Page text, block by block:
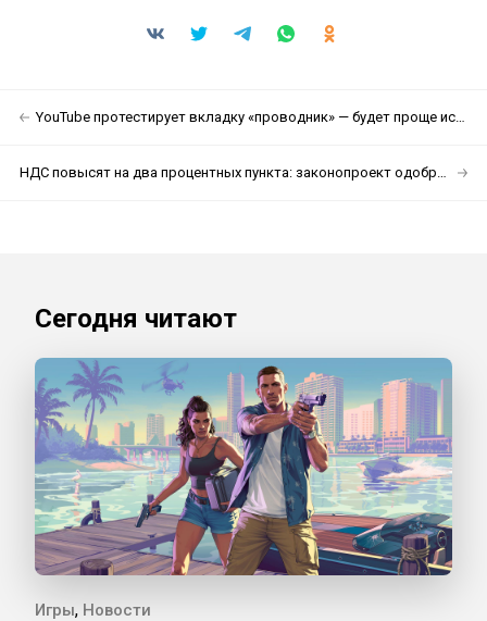
YouTube протестирует вкладку «проводник» — будет проще искать интересные видео
НДС повысят на два процентных пункта: законопроект одобрен
Сегодня читают
Игры, Новости